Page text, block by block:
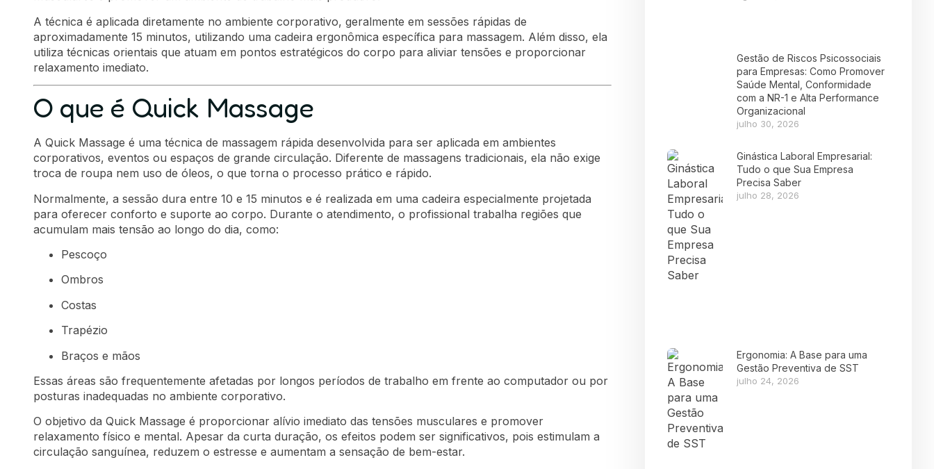
A técnica é aplicada diretamente no ambiente corporativo, geralmente em sessões rápidas de
aproximadamente 15 minutos, utilizando uma cadeira ergonômica específica para massagem. Além disso, ela
utiliza técnicas orientais que atuam em pontos estratégicos do corpo para aliviar tensões e proporcionar
relaxamento imediato.
O que é Quick Massage
A Quick Massage é uma técnica de massagem rápida desenvolvida para ser aplicada em ambientes
corporativos, eventos ou espaços de grande circulação. Diferente de massagens tradicionais, ela não exige
troca de roupa nem uso de óleos, o que torna o processo prático e rápido.
Normalmente, a sessão dura entre 10 e 15 minutos e é realizada em uma cadeira especialmente projetada
para oferecer conforto e suporte ao corpo. Durante o atendimento, o profissional trabalha regiões que
acumulam mais tensão ao longo do dia, como:
Pescoço
Ombros
Costas
Trapézio
Braços e mãos
Essas áreas são frequentemente afetadas por longos períodos de trabalho em frente ao computador ou por
posturas inadequadas no ambiente corporativo.
O objetivo da Quick Massage é proporcionar alívio imediato das tensões musculares e promover
relaxamento físico e mental. Apesar da curta duração, os efeitos podem ser significativos, pois estimulam a
circulação sanguínea, reduzem o estresse e aumentam a sensação de bem-estar.
Gestão de Riscos Psicossociais
para Empresas: Como Promover
Saúde Mental, Conformidade
com a NR-1 e Alta Performance
Organizacional
julho 30, 2026
Ginástica Laboral Empresarial:
Tudo o que Sua Empresa
Precisa Saber
julho 28, 2026
Ergonomia: A Base para uma
Gestão Preventiva de SST
julho 24, 2026